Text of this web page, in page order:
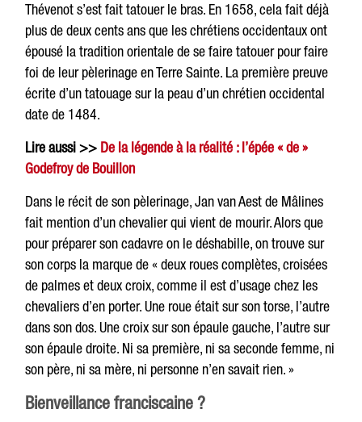
Thévenot s’est fait tatouer le bras. En 1658, cela fait déjà
plus de deux cents ans que les chrétiens occidentaux ont
épousé la tradition orientale de se faire tatouer pour faire
foi de leur pèlerinage en Terre Sainte. La première preuve
écrite d’un tatouage sur la peau d’un chrétien occidental
date de 1484.
Lire aussi >> De la légende à la réalité : l’épée « de »
Godefroy de Bouillon
Dans le récit de son pèlerinage, Jan van Aest de Mâlines
fait mention d’un chevalier qui vient de mourir. Alors que
pour préparer son cadavre on le déshabille, on trouve sur
son corps la marque de « deux roues complètes, croisées
de palmes et deux croix, comme il est d’usage chez les
chevaliers d’en porter. Une roue était sur son torse, l’autre
dans son dos. Une croix sur son épaule gauche, l’autre sur
son épaule droite. Ni sa première, ni sa seconde femme, ni
son père, ni sa mère, ni personne n’en savait rien. »
Bienveillance franciscaine ?